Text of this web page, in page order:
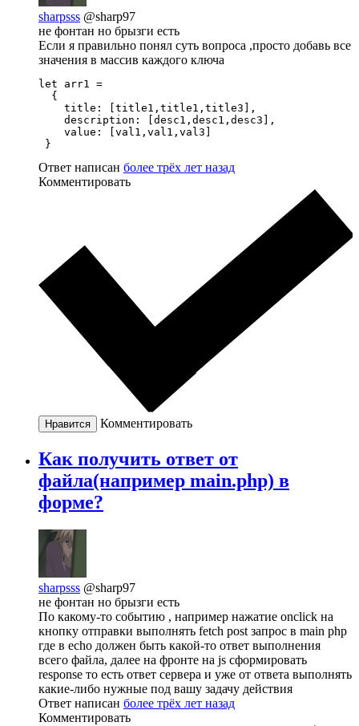
sharpsss @sharp97
не фонтан но брызги есть
Если я правильно понял суть вопроса ,просто добавь все
значения в массив каждого ключа
let arr1 =
  {
    title: [title1,title1,title3],
    description: [desc1,desc1,desc3],
    value: [val1,val1,val3]
}
Ответ написан более трёх лет назад
Комментировать
Нравится Комментировать
Как получить ответ от
файла(например main.php) в
форме?
sharpsss @sharp97
не фонтан но брызги есть
По какому-то событию , например нажатие onclick на
кнопку отправки выполнять fetch post запрос в main php
где в echo должен быть какой-то ответ выполнения
всего файла, далее на фронте на js сформировать
response то есть ответ сервера и уже от ответа выполнять
какие-либо нужные под вашу задачу действия
Ответ написан более трёх лет назад
Комментировать